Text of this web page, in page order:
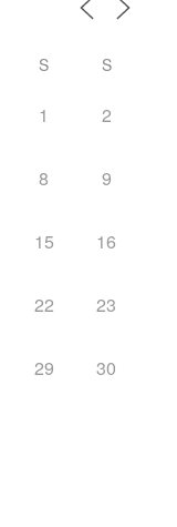
S S
1 2
8 9
15 16
22 23
29 30